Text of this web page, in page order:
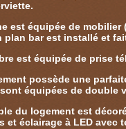
est équipée de mobilier
plan bar est installé et
est équipée de prise
possède une
équipées de double
du logement est
et éclairage à LED